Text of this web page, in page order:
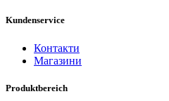
Kundenservice
Контакти
Магазини
Produktbereich